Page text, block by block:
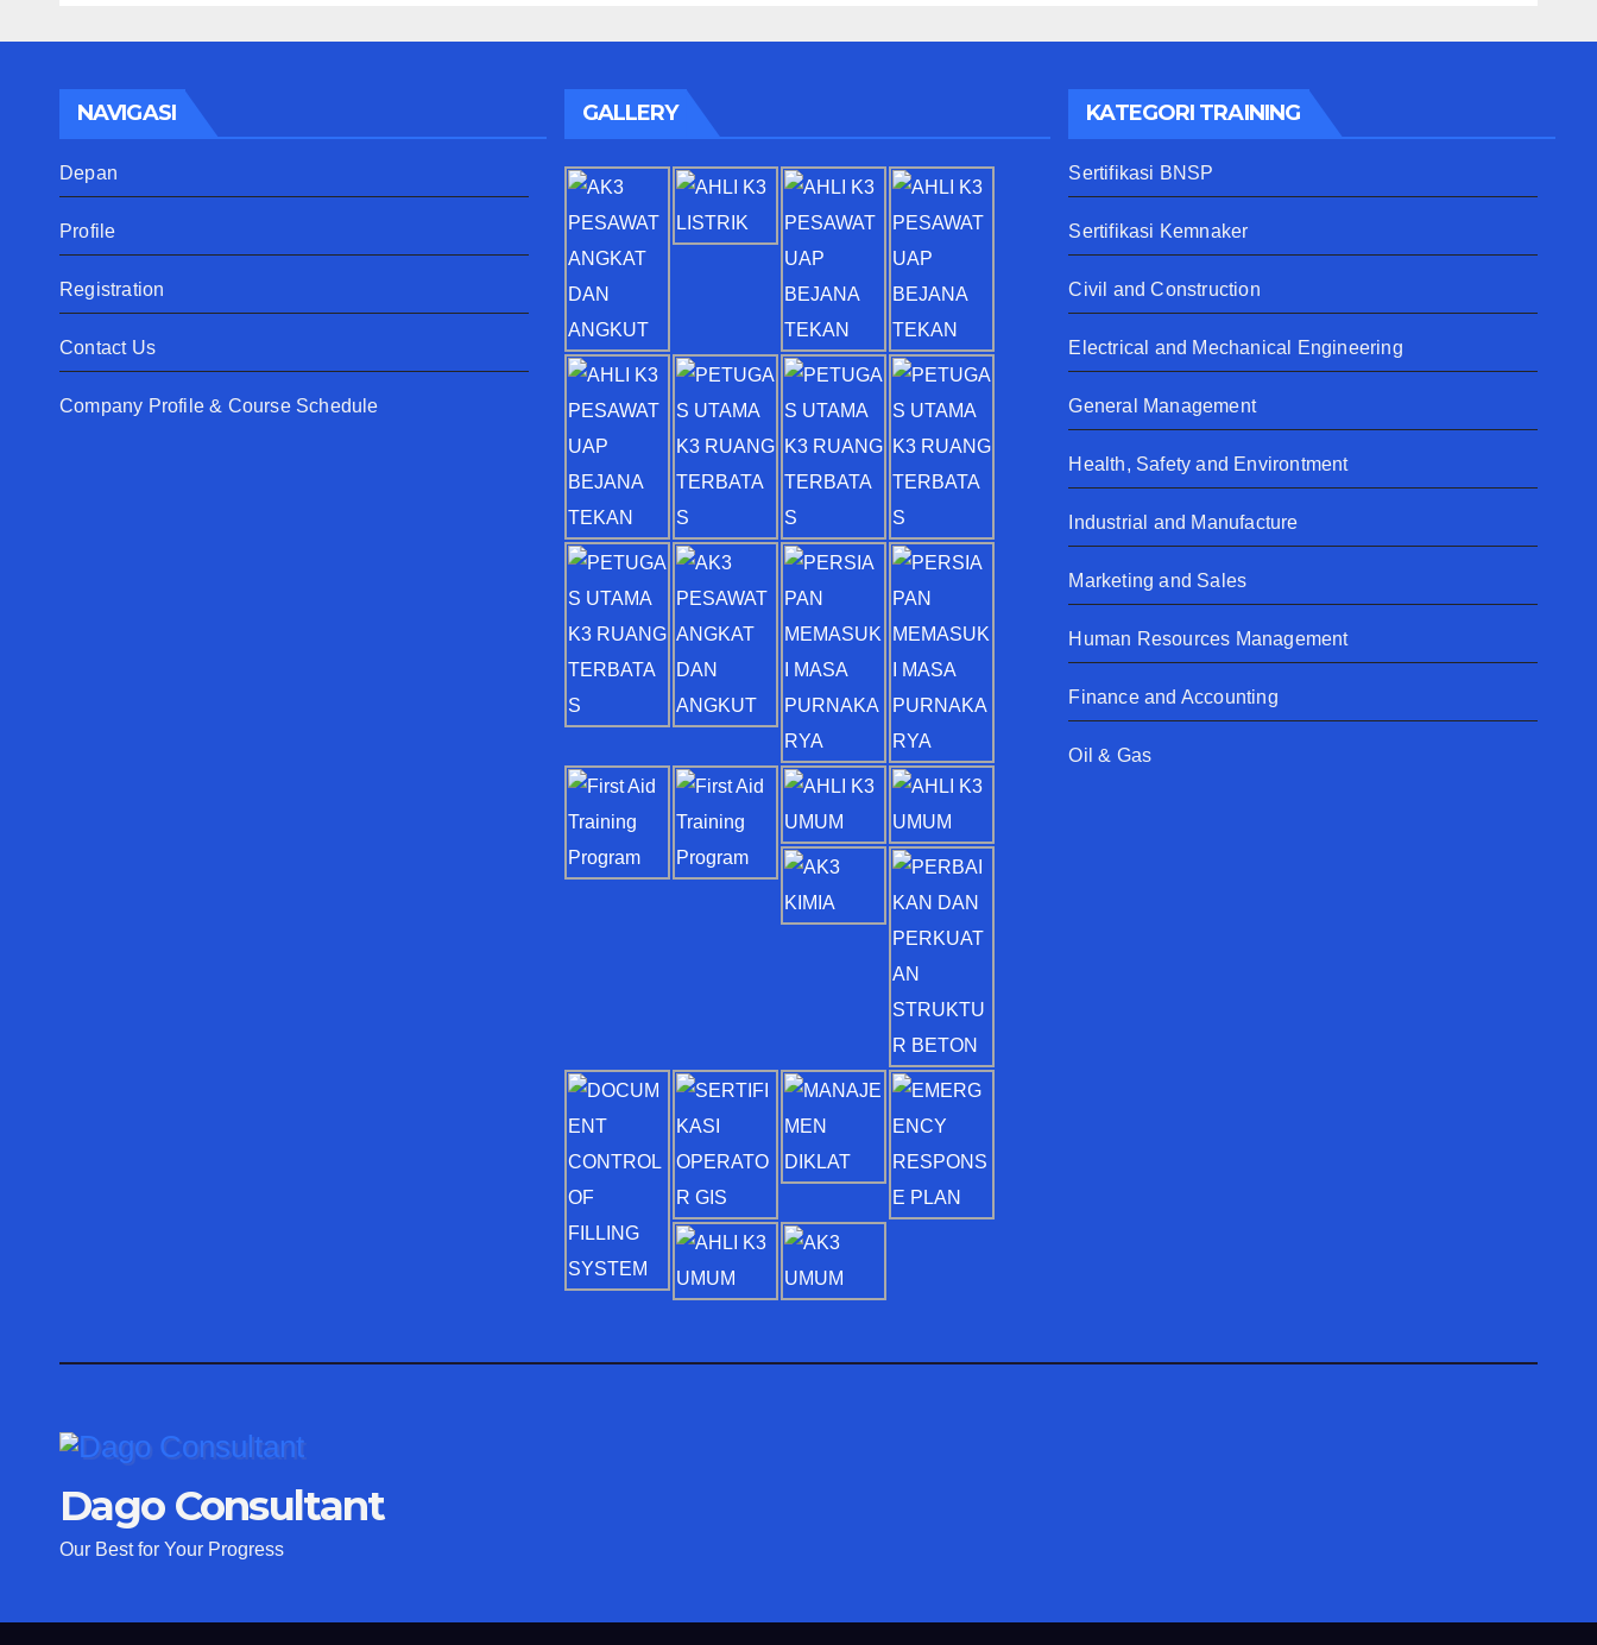
JAUH
NAVIGASI
Depan
Profile
Registration
Contact Us
Company Profile & Course Schedule
GALLERY KATEGORI TRAINING
Sertifikasi BNSP
Sertifikasi Kemnaker
Civil and Construction
Electrical and Mechanical Engineering
General Management
Health, Safety and Environtment
Industrial and Manufacture
Marketing and Sales
Human Resources Management
Finance and Accounting
Oil & Gas
Dago Consultant
Our Best for Your Progress